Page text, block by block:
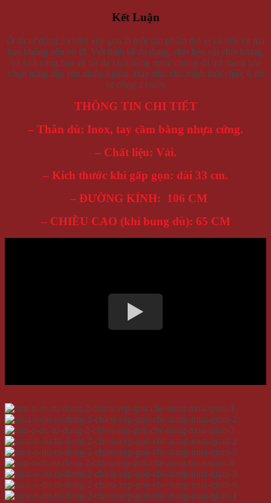
Kết Luận
Ô dù tự động 2 chiều xếp gọn là một sản phẩm thú vị và tiện lợi mà
bạn không nên bỏ lỡ. Với thiết kế đa dạng, chất liệu vải chất lượng,
và khả năng bảo vệ tối đa khỏi nắng mưa, chúng đã trở thành lựa
chọn hàng đầu của nhiều người. Hãy sắm cho mình một chiếc ô dù
tự động 2 chiều
THÔNG TIN CHI TIẾT
– Thân dù: Inox, tay cầm bằng nhựa cứng.
– Chất liệu: Vải.
– Kích thước khi gấp gọn: dài 33 cm.
– ĐƯỜNG KÍNH: 106 CM
– CHIỀU CAO (khi bung dù): 65 CM